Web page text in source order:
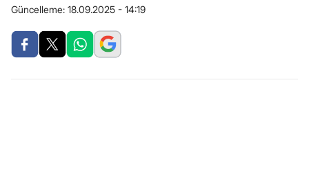
Güncelleme: 18.09.2025 - 14:19